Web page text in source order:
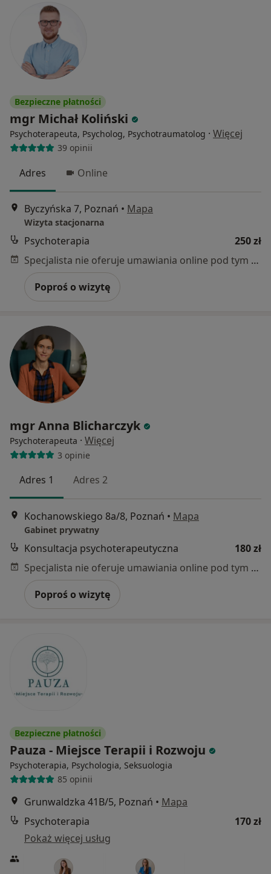
Bezpieczne płatności
mgr Michał Koliński
Psychoterapeuta, Psycholog, Psychotraumatolog · Więcej
39 opinii
Adres Online
Byczyńska 7, Poznań • Mapa
Wizyta stacjonarna
Psychoterapia
250 zł
Specjalista nie oferuje umawiania online pod tym adresem.
Poproś o wizytę
mgr Anna Blicharczyk
Psychoterapeuta · Więcej
3 opinie
Adres 1 Adres 2
Kochanowskiego 8a/8, Poznań • Mapa
Gabinet prywatny
Konsultacja psychoterapeutyczna
180 zł
Specjalista nie oferuje umawiania online pod tym adresem.
Poproś o wizytę
Bezpieczne płatności
Pauza - Miejsce Terapii i Rozwoju
Psychoterapia, Psychologia, Seksuologia
85 opinii
Grunwaldzka 41B/5, Poznań • Mapa
Psychoterapia
170 zł
Pokaż więcej usług